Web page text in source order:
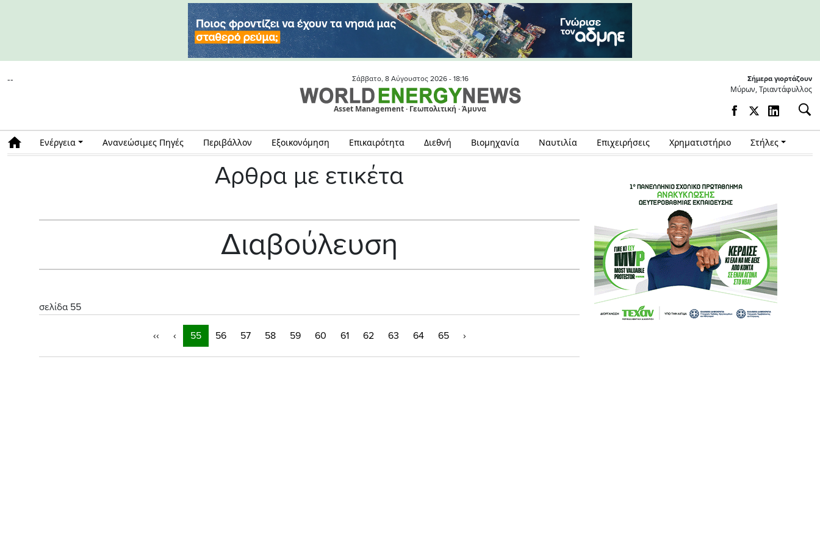
-- Σάββατο, 8 Αύγουστος 2026 - 18:16
Asset Management · Γεωπολιτική · Άμυνα
Σήμερα γιορτάζουν
Μύρων, Τριαντάφυλλος
Ενέργεια Ανανεώσιμες Πηγές Περιβάλλον Εξοικονόμηση Επικαιρότητα Διεθνή Βιομηχανία Ναυτιλία Επιχειρήσεις Χρηματιστήριο Στήλες
Αρθρα με ετικέτα
Διαβούλευση
σελίδα 55
‹‹ ‹ 55 56 57 58 59 60 61 62 63 64 65 ›